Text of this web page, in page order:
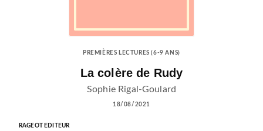
PREMIÈRES LECTURES (6-9 ANS)
La colère de Rudy
Sophie Rigal-Goulard
18/08/2021
RAGEOT EDITEUR